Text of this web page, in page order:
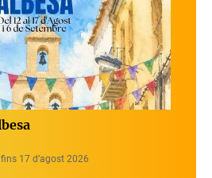
17 d’agost 2026